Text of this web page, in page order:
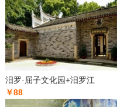
汨罗·屈子文化园+汨罗江
￥88